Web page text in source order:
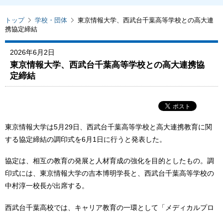
トップ 学校・団体
東京情報大学、西武台千葉高等学校との高大連
携協定締結
2026年6月2日
東京情報大学、西武台千葉高等学校との高大連携協
定締結
東京情報大学は5月29日、西武台千葉高等学校と高大連携教育に関
する協定締結の調印式を6月1日に行うと発表した。
協定は、相互の教育の発展と人材育成の強化を目的としたもの。調
印式には、東京情報大学の吉本博明学長と、西武台千葉高等学校の
中村淳一校長が出席する。
西武台千葉高校では、キャリア教育の一環として「メディカルプロ